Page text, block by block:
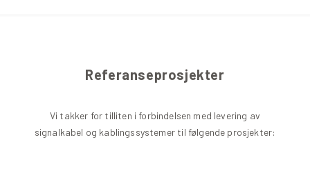
Referanseprosjekter
Vi takker for tilliten i forbindelsen med levering av
signalkabel og kablingssystemer til følgende prosjekter: